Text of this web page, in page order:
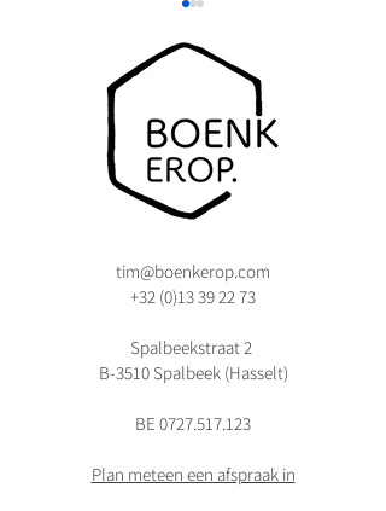
Moet ik iets doen met SEO of is dat te
tim@boenkerop.com
+32 (0)13 39 22 73
Spalbeekstraat 2
B-3510 Spalbeek (Hasselt)
BE 0727.517.123
Plan meteen een afspraak in